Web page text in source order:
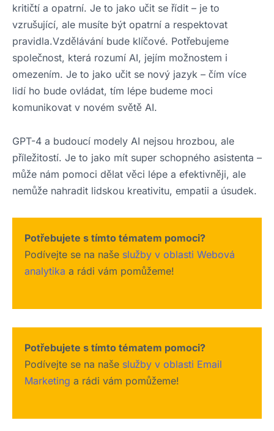
kritičtí a opatrní. Je to jako učit se řídit – je to
vzrušující, ale musíte být opatrní a respektovat
pravidla.Vzdělávání bude klíčové. Potřebujeme
společnost, která rozumí AI, jejím možnostem i
omezením. Je to jako učit se nový jazyk – čím více
lidí ho bude ovládat, tím lépe budeme moci
komunikovat v novém světě AI.
GPT-4 a budoucí modely AI nejsou hrozbou, ale
příležitostí. Je to jako mít super schopného asistenta –
může nám pomoci dělat věci lépe a efektivněji, ale
nemůže nahradit lidskou kreativitu, empatii a úsudek.
Potřebujete s tímto tématem pomoci?
Podívejte se na naše služby v oblasti Webová
analytika a rádi vám pomůžeme!
Potřebujete s tímto tématem pomoci?
Podívejte se na naše služby v oblasti Email
Marketing a rádi vám pomůžeme!